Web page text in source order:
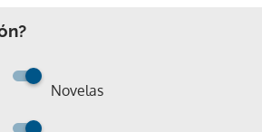
Novelas